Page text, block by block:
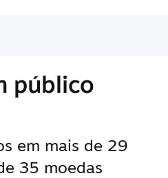
público
em mais de 29
35 moedas